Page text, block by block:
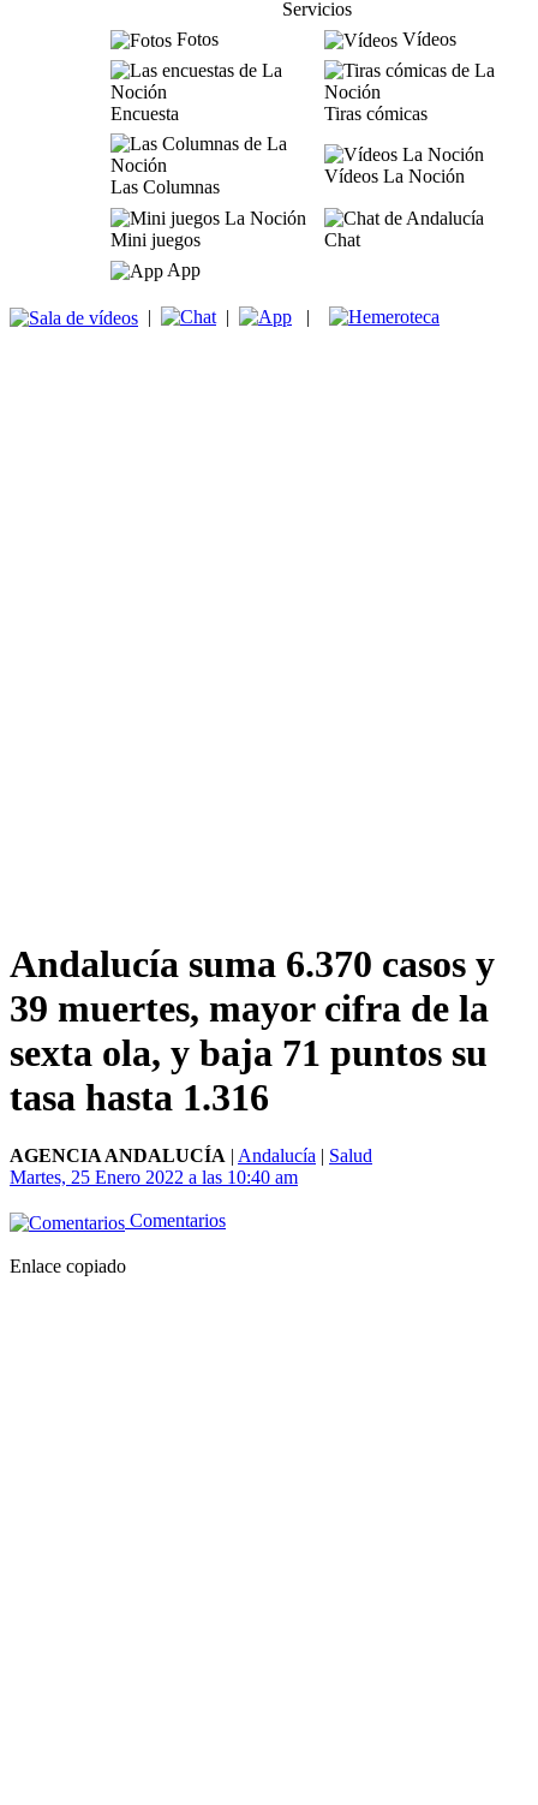
Servicios
Fotos
Vídeos
Encuesta Tiras cómicas
Las Columnas
Vídeos La Noción
Mini juegos
Chat
App
| | |
Andalucía suma 6.370 casos y
39 muertes, mayor cifra de la
sexta ola, y baja 71 puntos su
tasa hasta 1.316
AGENCIA ANDALUCÍA | Andalucía | Salud
Martes, 25 Enero 2022 a las 10:40 am
Comentarios
Enlace copiado